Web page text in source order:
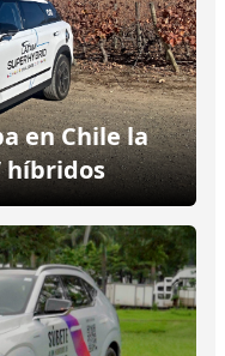
en Chile la
híbridos